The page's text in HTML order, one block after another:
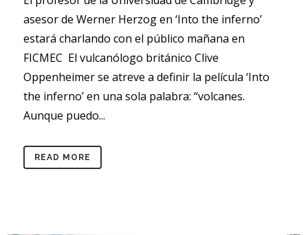
asesor de Werner Herzog en ‘Into the inferno’
estará charlando con el público mañana en
FICMEC El vulcanólogo británico Clive
Oppenheimer se atreve a definir la película ‘Into
the inferno’ en una sola palabra: “volcanes.
Aunque puedo...
READ MORE